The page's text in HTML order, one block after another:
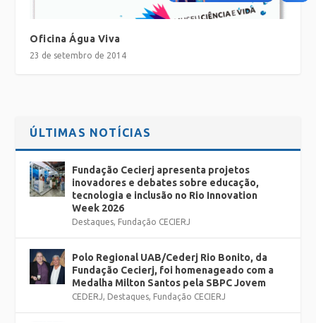
Oficina Água Viva
23 de setembro de 2014
ÚLTIMAS NOTÍCIAS
Fundação Cecierj apresenta projetos
inovadores e debates sobre educação,
tecnologia e inclusão no Rio Innovation
Week 2026
Destaques, Fundação CECIERJ
Polo Regional UAB/Cederj Rio Bonito, da
Fundação Cecierj, foi homenageado com a
Medalha Milton Santos pela SBPC Jovem
CEDERJ, Destaques, Fundação CECIERJ